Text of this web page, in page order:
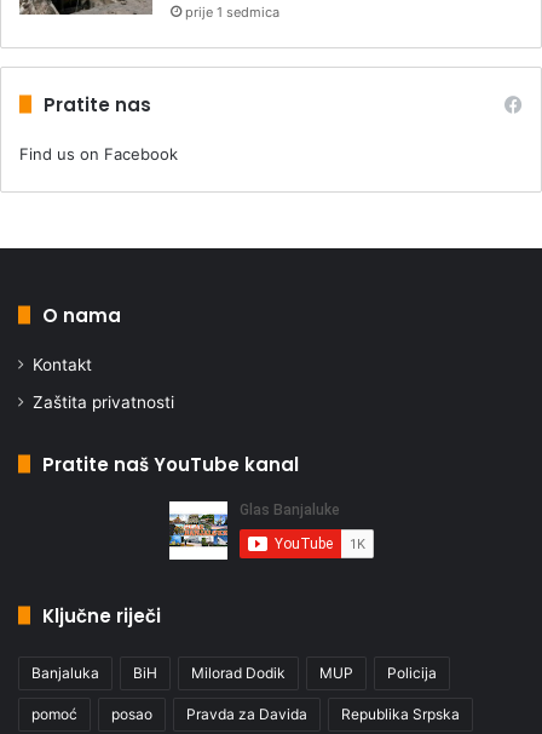
prije 1 sedmica
Pratite nas
Find us on Facebook
O nama
Kontakt
Zaštita privatnosti
Pratite naš YouTube kanal
Ključne riječi
Banjaluka BiH Milorad Dodik MUP Policija
pomoć posao Pravda za Davida Republika Srpska